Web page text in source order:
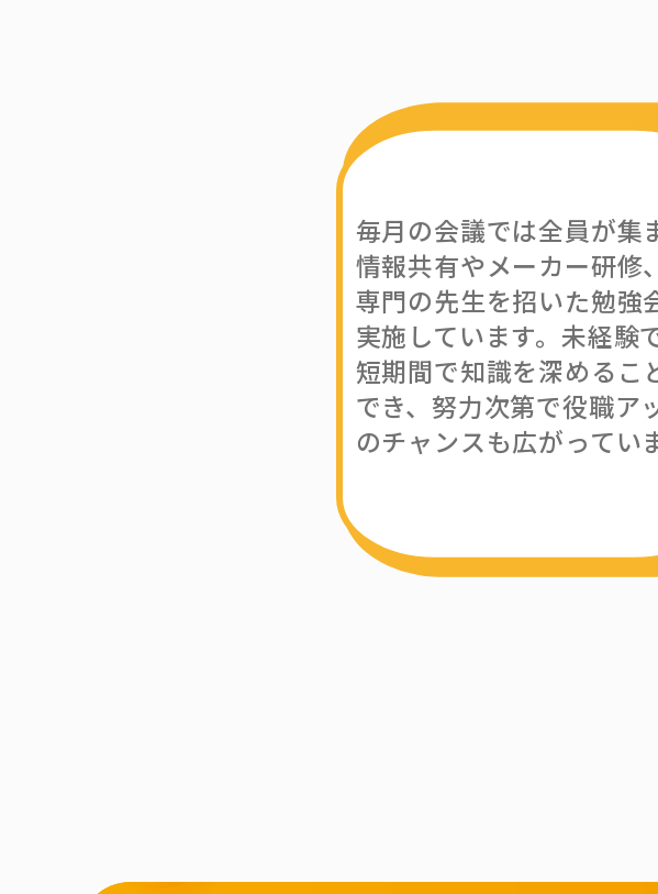
毎月の会議では全員が集
情報共有やメーカー研修、
専門の先生を招いた勉強
実施しています。未経験
短期間で知識を深めるこ
でき、努力次第で役職ア
のチャンスも広がってい